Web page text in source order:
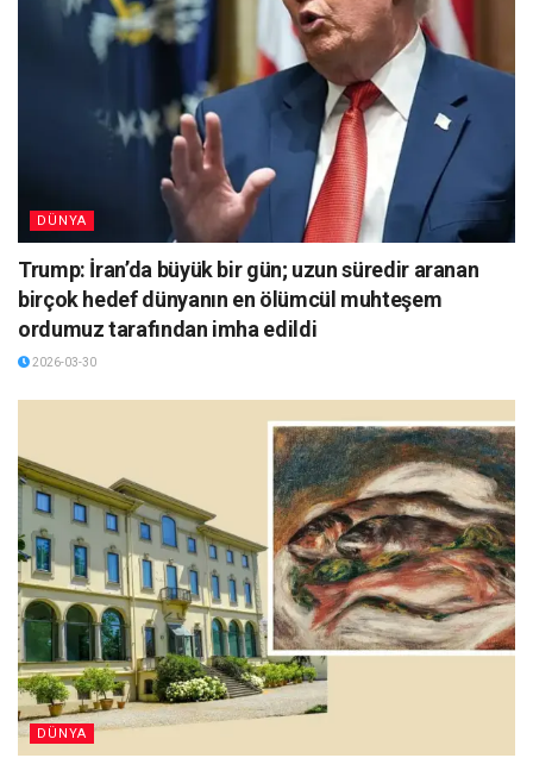
DÜNYA
Trump: İran’da büyük bir gün; uzun süredir aranan
birçok hedef dünyanın en ölümcül muhteşem
ordumuz tarafından imha edildi
2026-03-30
DÜNYA